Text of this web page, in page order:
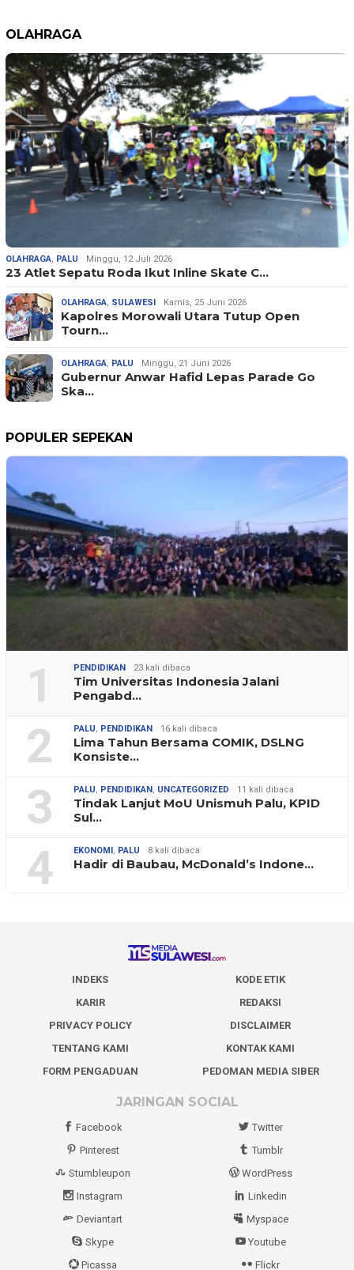
OLAHRAGA
OLAHRAGA, PALU Minggu, 12 Juli 2026
23 Atlet Sepatu Roda Ikut Inline Skate C…
OLAHRAGA, SULAWESI Kamis, 25 Juni 2026
Kapolres Morowali Utara Tutup Open
Tourn…
OLAHRAGA, PALU Minggu, 21 Juni 2026
Gubernur Anwar Hafid Lepas Parade Go
Ska…
POPULER SEPEKAN
1 PENDIDIKAN 23 kali dibaca
Tim Universitas Indonesia Jalani
Pengabd…
2 PALU, PENDIDIKAN 16 kali dibaca
Lima Tahun Bersama COMIK, DSLNG
Konsiste…
3 PALU, PENDIDIKAN, UNCATEGORIZED 11 kali dibaca
Tindak Lanjut MoU Unismuh Palu, KPID
Sul…
4 EKONOMI, PALU 8 kali dibaca
Hadir di Baubau, McDonald’s Indone…
INDEKS
KODE ETIK
KARIR
REDAKSI
PRIVACY POLICY
DISCLAIMER
TENTANG KAMI
KONTAK KAMI
FORM PENGADUAN
PEDOMAN MEDIA SIBER
JARINGAN SOCIAL
Facebook
Twitter
Pinterest
Tumblr
Stumbleupon
WordPress
Instagram
Linkedin
Deviantart
Myspace
Skype
Youtube
Picassa
Flickr